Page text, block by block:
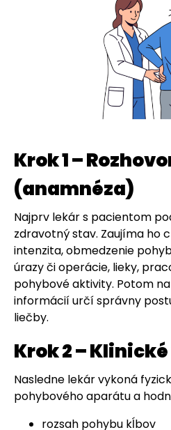
Krok 1 –
(anamnéza)
Najprv lekár s pacientom
zdravotný stav. Zaujíma ho
intenzita, obmedzenie
úrazy či operácie, lieky,
pohybové aktivity. Potom
informácií určí správny
liečby.
Krok 2 –
Nasledne lekár vykoná
pohybového aparátu a
rozsah pohybu kĺbov